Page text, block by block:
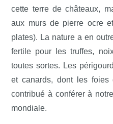
cette terre de châteaux,
aux murs de pierre ocre
plates). La nature a en
fertile pour les truffes,
toutes sortes. Les
et canards, dont les foies
contribué à conférer à
mondiale.